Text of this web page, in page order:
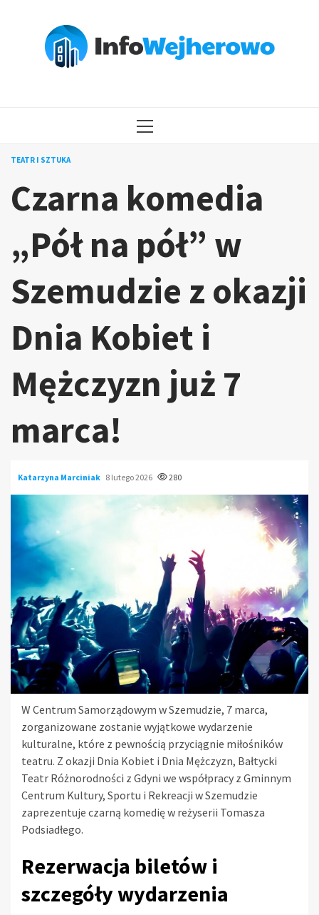
MENU
TEATR I SZTUKA
Czarna komedia
„Pół na pół” w
Szemudzie z okazji
Dnia Kobiet i
Mężczyzn już 7
marca!
Katarzyna Marciniak 8 lutego 2026 280
W Centrum Samorządowym w Szemudzie, 7 marca,
zorganizowane zostanie wyjątkowe wydarzenie
kulturalne, które z pewnością przyciągnie miłośników
teatru. Z okazji Dnia Kobiet i Dnia Mężczyzn, Bałtycki
Teatr Różnorodności z Gdyni we współpracy z Gminnym
Centrum Kultury, Sportu i Rekreacji w Szemudzie
zaprezentuje czarną komedię w reżyserii Tomasza
Podsiadłego.
Rezerwacja biletów i
szczegóły wydarzenia